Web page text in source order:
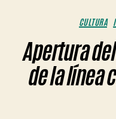
CULTURA
Apertura
de la línea